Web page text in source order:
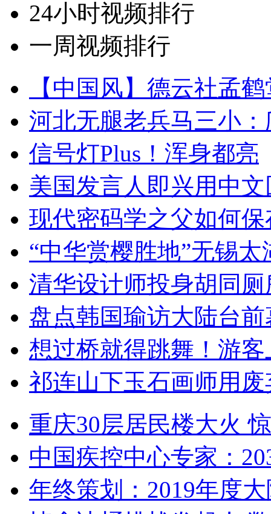
24小时视频排行
一周视频排行
【中国风】德云社孟
河北无腿老兵马三小
信号灯Plus！浑身都亮
美国发言人即兴用中
现代密码学之父如何
“中华赏樱胜地”无锡
清华设计师投身胡同
盘点韩国瑜访大陆台
想过桥就得跳舞！游客
祁连山下玉石画师用
重庆30层居民楼大火
中国疾控中心专家：
年终策划：2019年度